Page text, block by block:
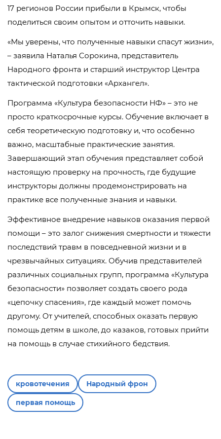
17 регионов России прибыли в Крымск, чтобы
поделиться своим опытом и отточить навыки.
«Мы уверены, что полученные навыки спасут жизни»,
– заявила Наталья Сорокина, представитель
Народного фронта и старший инструктор Центра
тактической подготовки «Архангел».
Программа «Культура безопасности НФ» – это не
просто краткосрочные курсы. Обучение включает в
себя теоретическую подготовку и, что особенно
важно, масштабные практические занятия.
Завершающий этап обучения представляет собой
настоящую проверку на прочность, где будущие
инструкторы должны продемонстрировать на
практике все полученные знания и навыки.
Эффективное внедрение навыков оказания первой
помощи – это залог снижения смертности и тяжести
последствий травм в повседневной жизни и в
чрезвычайных ситуациях. Обучив представителей
различных социальных групп, программа «Культура
безопасности» позволяет создать своего рода
«цепочку спасения», где каждый может помочь
другому. От учителей, способных оказать первую
помощь детям в школе, до казаков, готовых прийти
на помощь в случае стихийного бедствия.
кровотечения Народный фрон
первая помощь